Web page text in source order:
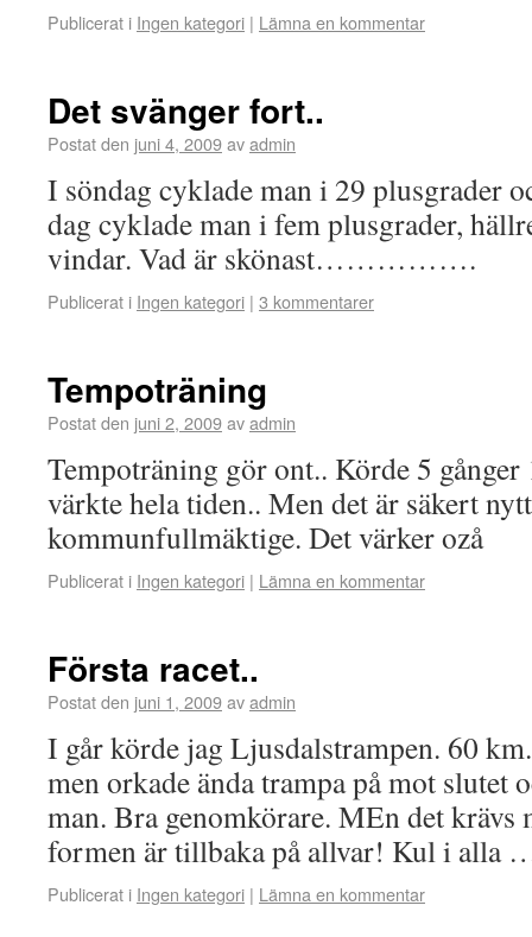
Publicerat i Ingen kategori | Lämna en kommentar
Det svänger fort..
Postat den juni 4, 2009avadmin
I söndag cyklade man i 29 plusgrader
dag cyklade man i fem plusgrader,
vindar. Vad är skönast…………….
Publicerat i Ingen kategori | 3 kommentarer
Tempoträning
Postat den juni 2, 2009avadmin
Tempoträning gör ont.. Körde 5
värkte hela tiden.. Men det är säkert
kommunfullmäktige. Det värker ozå
Publicerat i Ingen kategori | Lämna en kommentar
Första racet..
Postat den juni 1, 2009avadmin
I går körde jag Ljusdalstrampen. 60
men orkade ända trampa på mot slutet
man. Bra genomkörare. MEn det krävs
formen är tillbaka på allvar! Kul i alla
Publicerat i Ingen kategori | Lämna en kommentar